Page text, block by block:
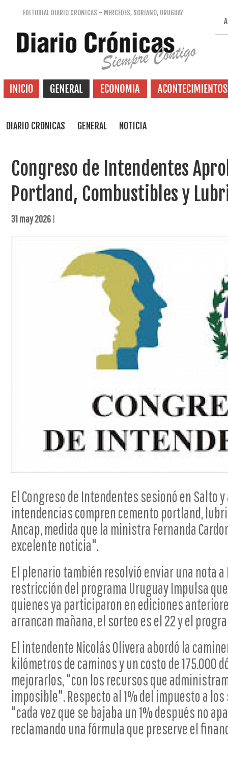
EDITORIAL DIARIO CRONICAS - MERCEDES, SORIANO, URUGUAY
DIARIO CRONICAS GENERAL NOTICIA
Congreso de Intendentes
Portland, Combustibles y
31 may 2026 |
El Congreso de Intendentes sesionó en Salto
intendencias compren cemento portland,
Ancap, medida que la ministra Fernanda
excelente noticia".
El plenario también resolvió enviar una nota
restricción del programa Uruguay Impulsa
quienes ya participaron en ediciones
arrancan mañana, el sorteo es el 22 y el
El intendente Nicolás Olivera abordó la
kilómetros de caminos y un costo de 175.000
mejorarlos, "con los recursos que
imposible". Respecto al 1% del impuesto a
"cada vez que se bajaba un 1% después no
reclamando una fórmula que preserve el